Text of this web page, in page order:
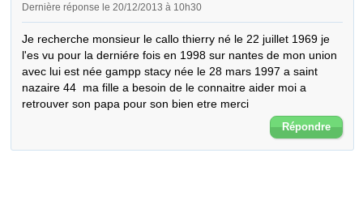
Dernière réponse le 20/12/2013 à 10h30
Je recherche monsieur le callo thierry né le 22 juillet 1969 je
l'es vu pour la derniére fois en 1998 sur nantes de mon union
avec lui est née gampp stacy née le 28 mars 1997 a saint
nazaire 44  ma fille a besoin de le connaitre aider moi a
retrouver son papa pour son bien etre merci
Répondre